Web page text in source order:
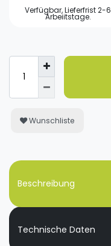
Verfügbar, Lieferfrist 2-6
Arbeiitstage.
Wunschliste
Beschreibung
Technische Daten